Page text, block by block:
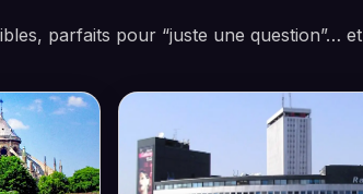
parfaits pour “juste une question”… et